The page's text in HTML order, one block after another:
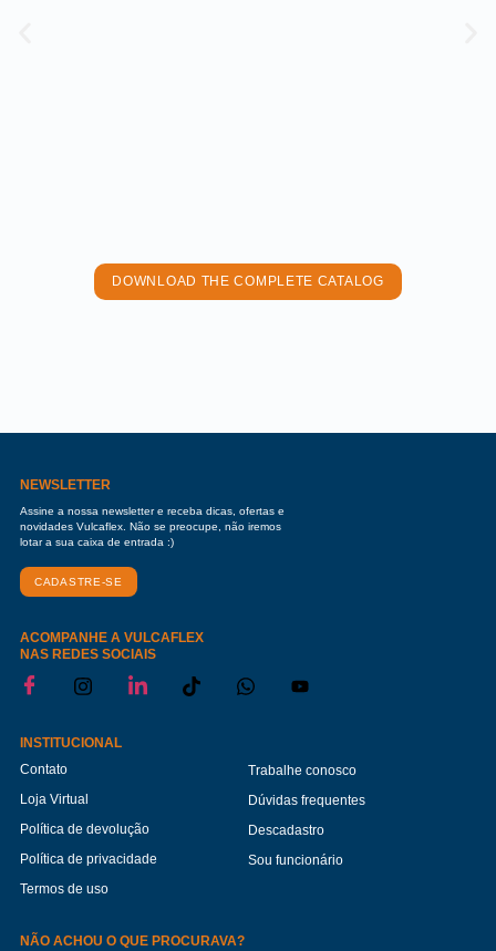
DOWNLOAD THE COMPLETE CATALOG
NEWSLETTER
Assine a nossa newsletter e receba dicas, ofertas e
novidades Vulcaflex. Não se preocupe, não iremos
lotar a sua caixa de entrada :)
CADASTRE-SE
ACOMPANHE A VULCAFLEX
NAS REDES SOCIAIS
INSTITUCIONAL
Contato
Loja Virtual
Política de devolução
Política de privacidade
Termos de uso
Trabalhe conosco
Dúvidas frequentes
Descadastro
Sou funcionário
NÃO ACHOU O QUE PROCURAVA?